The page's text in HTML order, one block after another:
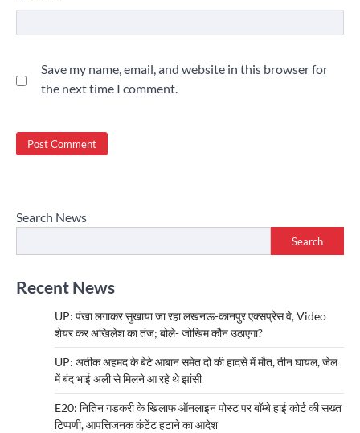
Save my name, email, and website in this browser for
the next time I comment.
Search News
Search
Recent News
UP: पंखा लगाकर सुखाया जा रहा लखनऊ-कानपुर एक्सप्रेस वे, Video
शेयर कर अखिलेश का तंज; बोले- जोखिम कौन उठाएगा?
UP: अतीक अहमद के बेटे आबान समेत दो की हादसे में मौत, तीन घायल, जेल
में बंद भाई अली से मिलने आ रहे थे झांसी
E20: नितिन गडकरी के खिलाफ ऑनलाइन पोस्ट पर बॉम्बे हाई कोर्ट की सख्त
टिप्पणी, आपत्तिजनक कंटेंट हटाने का आदेश